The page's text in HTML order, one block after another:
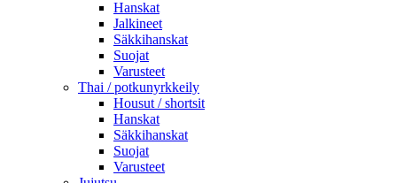
Hanskat
Jalkineet
Säkkihanskat
Suojat
Varusteet
Thai / potkunyrkkeily
Housut / shortsit
Hanskat
Säkkihanskat
Suojat
Varusteet